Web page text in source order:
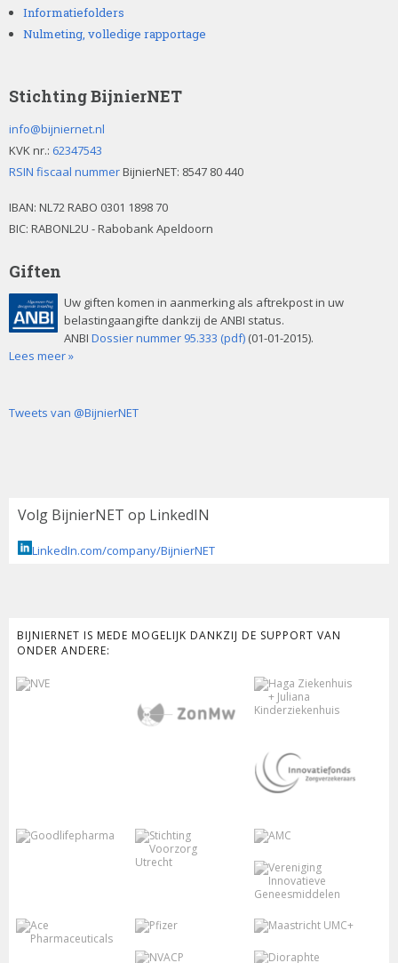
Informatiefolders
Nulmeting, volledige rapportage
Stichting BijnierNET
info@bijniernet.nl
KVK nr.: 62347543
RSIN fiscaal nummerBijnierNET: 8547 80 440
IBAN: NL72 RABO 0301 1898 70
BIC: RABONL2U - Rabobank Apeldoorn
Giften
Uw giften komen in aanmerking als aftrekpost in uw
belastingaangifte dankzij de ANBI status.
ANBI Dossier nummer 95.333 (pdf) (01-01-2015).
Lees meer »
Tweets van @BijnierNET
Volg BijnierNET op LinkedIN
LinkedIn.com/company/BijnierNET
BIJNIERNET IS MEDE MOGELIJK DANKZIJ DE SUPPORT VAN
ONDER ANDERE: